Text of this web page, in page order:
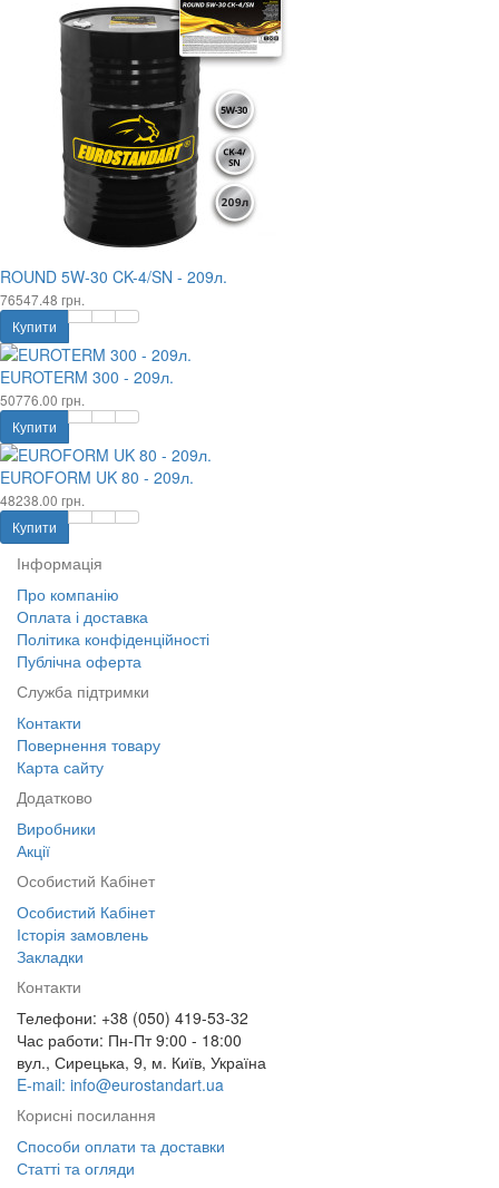
ROUND 5W-30 CK-4/SN - 209л.
76547.48 грн.
Купити
EUROTERM 300 - 209л.
50776.00 грн.
Купити
EUROFORM UK 80 - 209л.
48238.00 грн.
Купити
Інформація
Про компанію
Оплата і доставка
Політика конфіденційності
Публічна оферта
Служба підтримки
Контакти
Повернення товару
Карта сайту
Додатково
Виробники
Акції
Особистий Кабінет
Особистий Кабінет
Історія замовлень
Закладки
Контакти
Телефони: +38 (050) 419-53-32
Час работи: Пн-Пт 9:00 - 18:00
вул., Сирецька, 9, м. Київ, Україна
E-mail: info@eurostandart.ua
Корисні посилання
Способи оплати та доставки
Статті та огляди